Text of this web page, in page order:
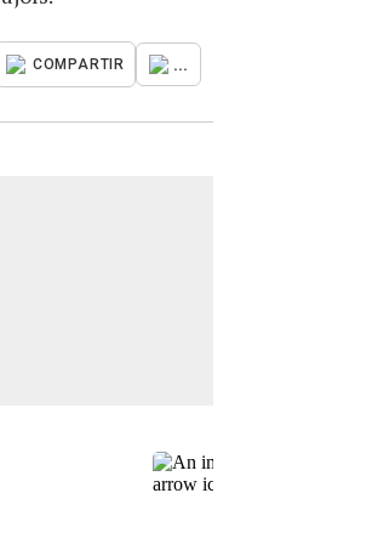
COMPARTIR ...